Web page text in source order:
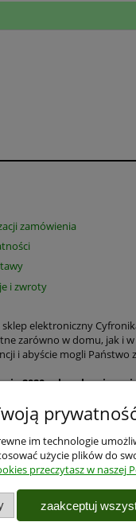
zamówienia
i zwroty
sklep elektroniczny
zarówno w domu, jak i
i abyście mogli Państwo
2020 roku ulegają
przez nas
lutownice, zasilacze,
się w sprzedaży
się z parametrami części
jest dla nas
im technologie
użycie plików do
przeczytasz w naszej
zaakceptuj